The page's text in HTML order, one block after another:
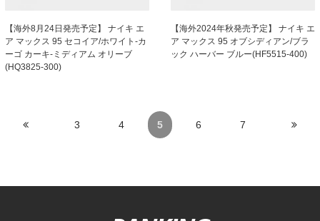
【海外8月24日発売予定】 ナイキ エ
ア マックス 95 セコイア/ホワイト-カ
ーゴ カーキ-ミディアム オリーブ
(HQ3825-300)
【海外2024年秋発売予定】 ナイキ エ
ア マックス 95 オブシディアン/ブラ
ック ハーバー ブルー(HF5515-400)
3 4 5 6 7